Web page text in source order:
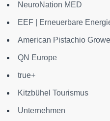
NeuroNation MED
EEF | Erneuerbare
American Pistachio
QN Europe
true+
Kitzbühel Tourismus
Unternehmen